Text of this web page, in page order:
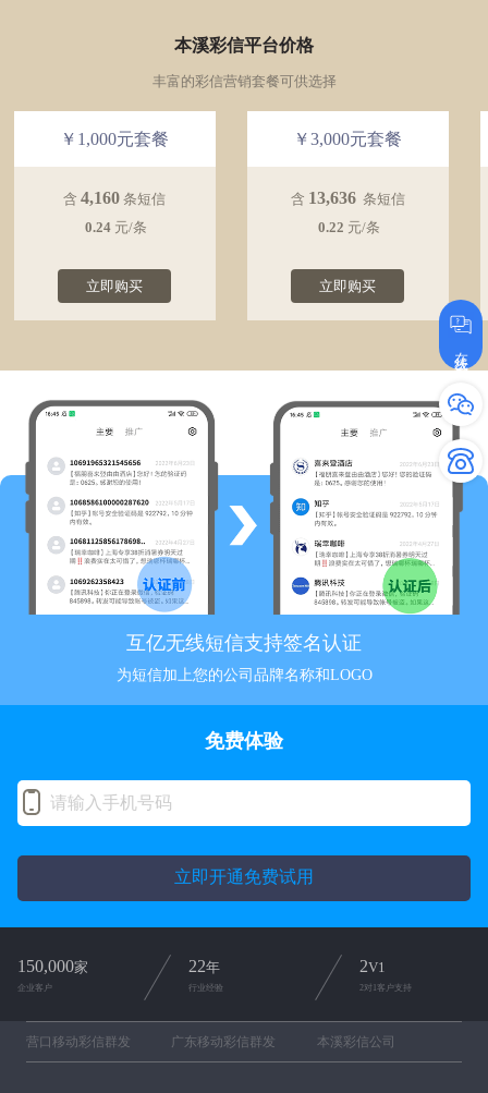
本溪彩信平台价格
丰富的彩信营销套餐可供选择
￥1,000元套餐
含 4,160 条短信
0.24 元/条
立即购买
￥3,000元套餐
含 13,636 条短信
0.22 元/条
立即购买
互亿无线短信支持签名认证
为短信加上您的公司品牌名称和LOGO
在线咨询
免费体验
立即开通免费试用
150,000家
企业客户
22年
行业经验
2V1
2对1客户支持
营口移动彩信群发 广东移动彩信群发 本溪彩信公司